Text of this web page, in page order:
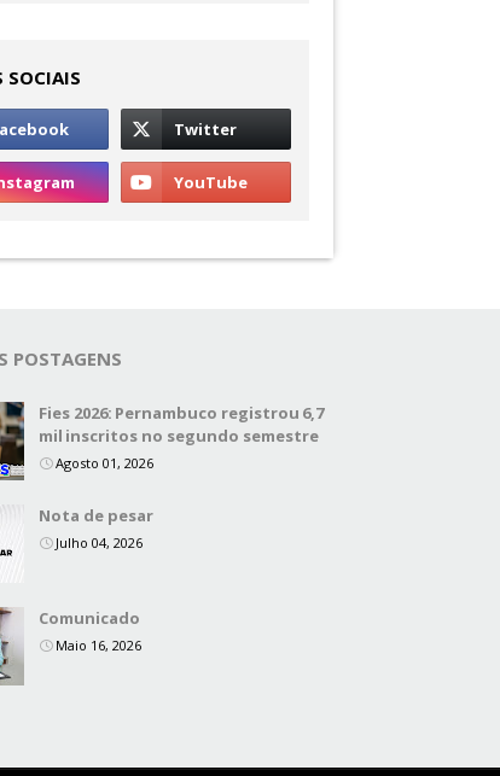
SOCIAIS
POSTAGENS
Fies 2026: Pernambuco registrou 6,7
mil inscritos no segundo semestre
Agosto 01, 2026
Nota de pesar
Julho 04, 2026
Comunicado
Maio 16, 2026